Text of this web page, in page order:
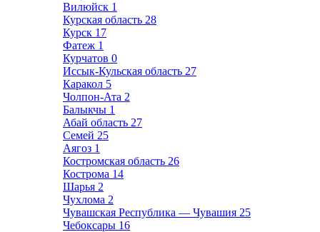
Вилюйск 1
Курская область 28
Курск 17
Фатеж 1
Курчатов 0
Иссык-Кульская область 27
Каракол 5
Чолпон-Ата 2
Балыкчы 1
Абай область 27
Семей 25
Аягоз 1
Костромская область 26
Кострома 14
Шарья 2
Чухлома 2
Чувашская Республика — Чувашия 25
Чебоксары 16